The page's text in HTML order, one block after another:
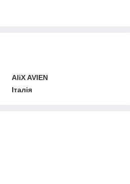
AliX AVIEN
Італія